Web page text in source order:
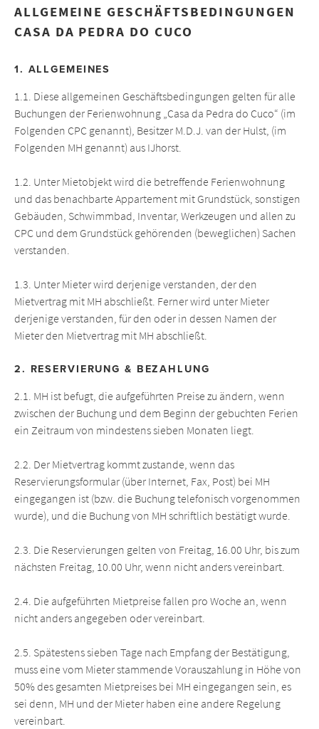
ALLGEMEINE GESCHÄFTSBEDINGUNGEN
CASA DA PEDRA DO CUCO
1. ALLGEMEINES
1.1. Diese allgemeinen Geschäftsbedingungen gelten für alle
Buchungen der Ferienwohnung „Casa da Pedra do Cuco“ (im
Folgenden CPC genannt), Besitzer M.D.J. van der Hulst, (im
Folgenden MH genannt) aus IJhorst.
1.2. Unter Mietobjekt wird die betreffende Ferienwohnung
und das benachbarte Appartement mit Grundstück, sonstigen
Gebäuden, Schwimmbad, Inventar, Werkzeugen und allen zu
CPC und dem Grundstück gehörenden (beweglichen) Sachen
verstanden.
1.3. Unter Mieter wird derjenige verstanden, der den
Mietvertrag mit MH abschließt. Ferner wird unter Mieter
derjenige verstanden, für den oder in dessen Namen der
Mieter den Mietvertrag mit MH abschließt.
2. RESERVIERUNG & BEZAHLUNG
2.1. MH ist befugt, die aufgeführten Preise zu ändern, wenn
zwischen der Buchung und dem Beginn der gebuchten Ferien
ein Zeitraum von mindestens sieben Monaten liegt.
2.2. Der Mietvertrag kommt zustande, wenn das
Reservierungsformular (über Internet, Fax, Post) bei MH
eingegangen ist (bzw. die Buchung telefonisch vorgenommen
wurde), und die Buchung von MH schriftlich bestätigt wurde.
2.3. Die Reservierungen gelten von Freitag, 16.00 Uhr, bis zum
nächsten Freitag, 10.00 Uhr, wenn nicht anders vereinbart.
2.4. Die aufgeführten Mietpreise fallen pro Woche an, wenn
nicht anders angegeben oder vereinbart.
2.5. Spätestens sieben Tage nach Empfang der Bestätigung,
muss eine vom Mieter stammende Vorauszahlung in Höhe von
50% des gesamten Mietpreises bei MH eingegangen sein, es
sei denn, MH und der Mieter haben eine andere Regelung
vereinbart.